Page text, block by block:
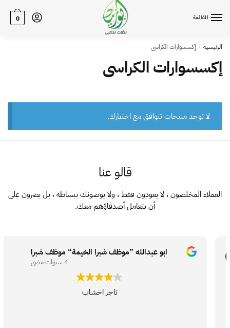
القائمة 0
الرئيسية / إكسسوارات الكراسى
إكسسوارات الكراسى
لا توجد منتجات تتوافق مع اختيارك.
قالو عنا
العملاء المخلصون ، لا يعودون فقط ، ولا يوصونك ببساطة ، بل يصرون على
أن يتعامل أصدقاؤهم معك.
تاجر اخشاب